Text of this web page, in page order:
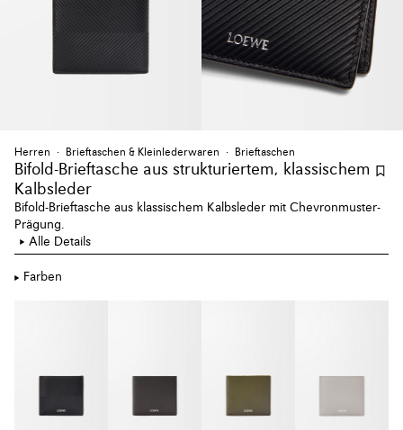
Herren Brieftaschen & Kleinlederwaren Brieftaschen
Bifold-Brieftasche aus strukturiertem, klassischem
Kalbsleder
Bifold-Brieftasche aus klassischem Kalbsleder mit Chevronmuster-
Prägung.
Alle Details
Farben